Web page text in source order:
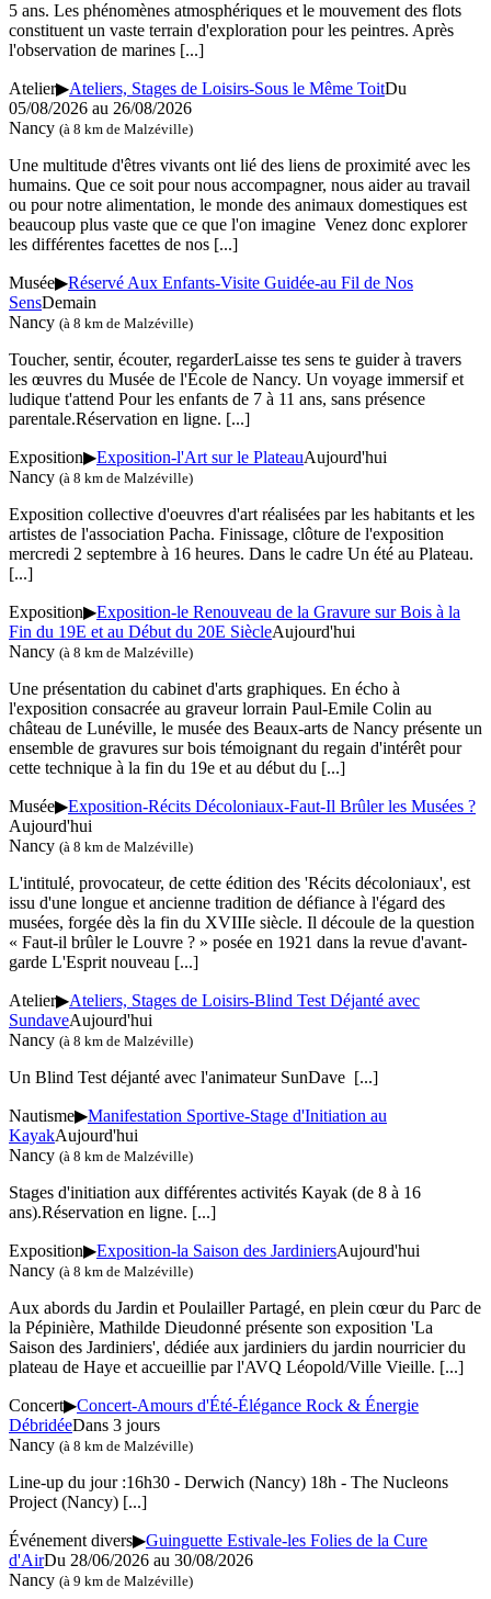
5 ans. Les phénomènes atmosphériques et le mouvement des flots
constituent un vaste terrain d'exploration pour les peintres. Après
l'observation de marines [...]
Atelier▶Ateliers, Stages de Loisirs-Sous le Même ToitDu
05/08/2026 au 26/08/2026
Nancy (à 8 km de Malzéville)
Une multitude d'êtres vivants ont lié des liens de proximité avec les
humains. Que ce soit pour nous accompagner, nous aider au travail
ou pour notre alimentation, le monde des animaux domestiques est
beaucoup plus vaste que ce que l'on imagine Venez donc explorer
les différentes facettes de nos [...]
Musée▶Réservé Aux Enfants-Visite Guidée-au Fil de Nos
SensDemain
Nancy (à 8 km de Malzéville)
Toucher, sentir, écouter, regarderLaisse tes sens te guider à travers
les œuvres du Musée de l'École de Nancy. Un voyage immersif et
ludique t'attend Pour les enfants de 7 à 11 ans, sans présence
parentale.Réservation en ligne. [...]
Exposition▶Exposition-l'Art sur le PlateauAujourd'hui
Nancy (à 8 km de Malzéville)
Exposition collective d'oeuvres d'art réalisées par les habitants et les
artistes de l'association Pacha. Finissage, clôture de l'exposition
mercredi 2 septembre à 16 heures. Dans le cadre Un été au Plateau.
[...]
Exposition▶Exposition-le Renouveau de la Gravure sur Bois à la
Fin du 19E et au Début du 20E SiècleAujourd'hui
Nancy (à 8 km de Malzéville)
Une présentation du cabinet d'arts graphiques. En écho à
l'exposition consacrée au graveur lorrain Paul-Emile Colin au
château de Lunéville, le musée des Beaux-arts de Nancy présente un
ensemble de gravures sur bois témoignant du regain d'intérêt pour
cette technique à la fin du 19e et au début du [...]
Musée▶Exposition-Récits Décoloniaux-Faut-Il Brûler les Musées ?
Aujourd'hui
Nancy (à 8 km de Malzéville)
L'intitulé, provocateur, de cette édition des 'Récits décoloniaux', est
issu d'une longue et ancienne tradition de défiance à l'égard des
musées, forgée dès la fin du XVIIIe siècle. Il découle de la question
« Faut-il brûler le Louvre ? » posée en 1921 dans la revue d'avant-
garde L'Esprit nouveau [...]
Atelier▶Ateliers, Stages de Loisirs-Blind Test Déjanté avec
SundaveAujourd'hui
Nancy (à 8 km de Malzéville)
Un Blind Test déjanté avec l'animateur SunDave [...]
Nautisme▶Manifestation Sportive-Stage d'Initiation au
KayakAujourd'hui
Nancy (à 8 km de Malzéville)
Stages d'initiation aux différentes activités Kayak (de 8 à 16
ans).Réservation en ligne. [...]
Exposition▶Exposition-la Saison des JardiniersAujourd'hui
Nancy (à 8 km de Malzéville)
Aux abords du Jardin et Poulailler Partagé, en plein cœur du Parc de
la Pépinière, Mathilde Dieudonné présente son exposition 'La
Saison des Jardiniers', dédiée aux jardiniers du jardin nourricier du
plateau de Haye et accueillie par l'AVQ Léopold/Ville Vieille. [...]
Concert▶Concert-Amours d'Été-Élégance Rock & Énergie
DébridéeDans 3 jours
Nancy (à 8 km de Malzéville)
Line-up du jour :16h30 - Derwich (Nancy) 18h - The Nucleons
Project (Nancy) [...]
Événement divers▶Guinguette Estivale-les Folies de la Cure
d'AirDu 28/06/2026 au 30/08/2026
Nancy (à 9 km de Malzéville)